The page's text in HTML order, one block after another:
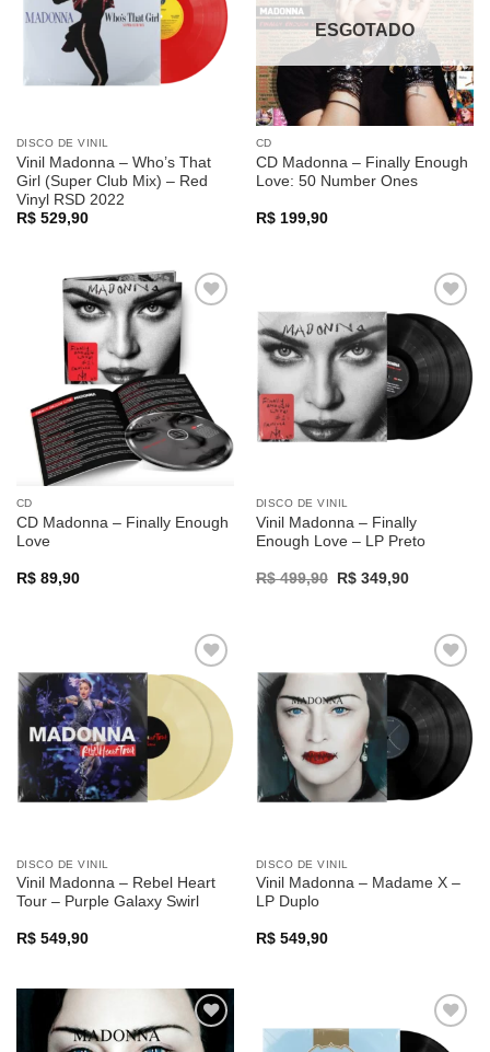
DISCO DE VINIL
Vinil Madonna – Who’s That
Girl (Super Club Mix) – Red
Vinyl RSD 2022
R$529,90
ESGOTADO
CD
CD Madonna – Finally Enough
Love: 50 Number Ones
R$199,90
Adicionar
a lista de
desejos
CD
CD Madonna – Finally Enough
Love
R$89,90
Adicionar
a lista de
desejos
DISCO DE VINIL
Vinil Madonna – Finally
Enough Love – LP Preto
R$499,90
Original
R$349,90Current
Adicionar
a lista de
desejos
DISCO DE VINIL
Vinil Madonna – Rebel Heart
Tour – Purple Galaxy Swirl
R$549,90
Adicionar
a lista de
desejos
DISCO DE VINIL
Vinil Madonna – Madame X –
LP Duplo
R$549,90
Adicionar
Adicionar